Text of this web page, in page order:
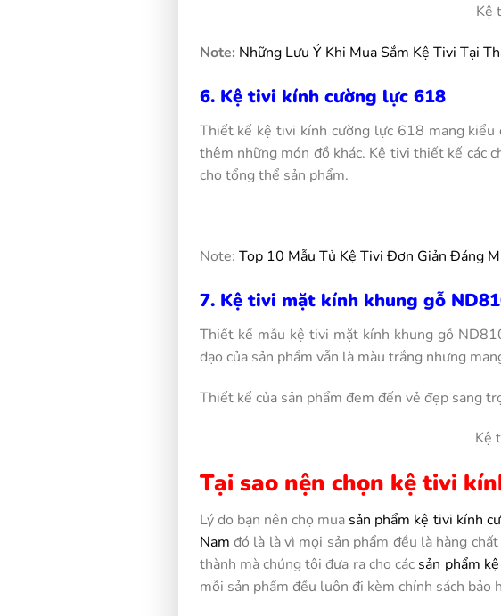
Kệ
Note: Những Lưu Ý Khi Mua Sắm Kệ Tivi Tại
6. Kệ tivi kính cường lực 618
Thiết kế kệ tivi kính cường lực 618 mang
thêm những món đồ khác. Kệ tivi thiết kế các
cho tổng thể sản phẩm.
Note: Top 10 Mẫu Tủ Kệ Tivi Đơn Giản Đáng
7. Kệ tivi mặt kính khung gỗ
Thiết kế mẫu kệ tivi mặt kính khung gỗ
đạo của sản phẩm vẫn là màu trắng nhưng
Thiết kế của sản phẩm đem đến vẻ đẹp sang
Kệ
Tại sao nện chọn kệ tivi
Lý do bạn nên chọ mua sản phẩm kệ tivi kính
Nam đó là là vì mọi sản phẩm đều là hàng
thành mà chúng tôi đưa ra cho các sản phẩm
mỗi sản phẩm đều luôn đi kèm chính sách bảo